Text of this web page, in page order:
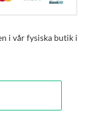
i vår fysiska butik i